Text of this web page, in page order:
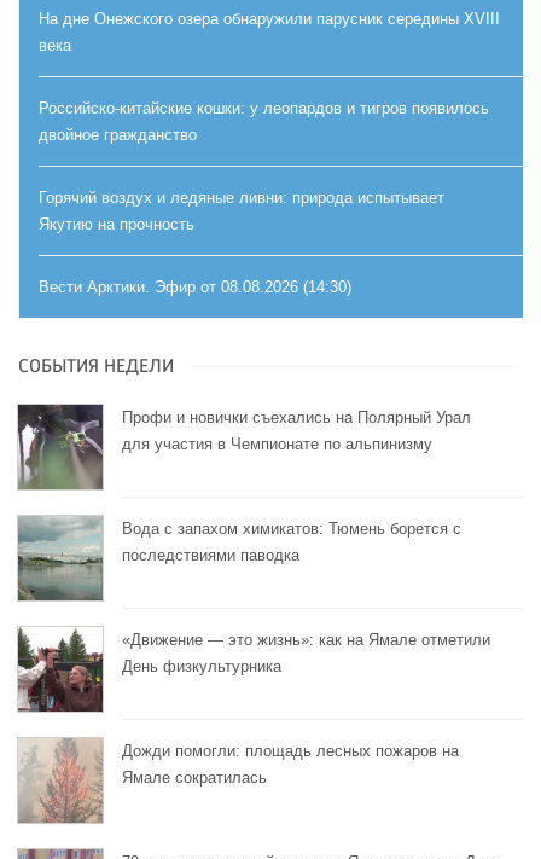
На дне Онежского озера обнаружили парусник середины XVIII
века
Российско-китайские кошки: у леопардов и тигров появилось
двойное гражданство
Горячий воздух и ледяные ливни: природа испытывает
Якутию на прочность
Вести Арктики. Эфир от 08.08.2026 (14:30)
СОБЫТИЯ НЕДЕЛИ
Профи и новички съехались на Полярный Урал
для участия в Чемпионате по альпинизму
Вода с запахом химикатов: Тюмень борется с
последствиями паводка
«Движение — это жизнь»: как на Ямале отметили
День физкультурника
Дожди помогли: площадь лесных пожаров на
Ямале сократилась